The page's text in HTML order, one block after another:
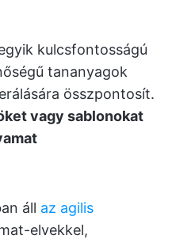
kulcsfontosságú
tananyagok
összpontosít.
vagy sablonokat
áll az agilis
elvekkel,